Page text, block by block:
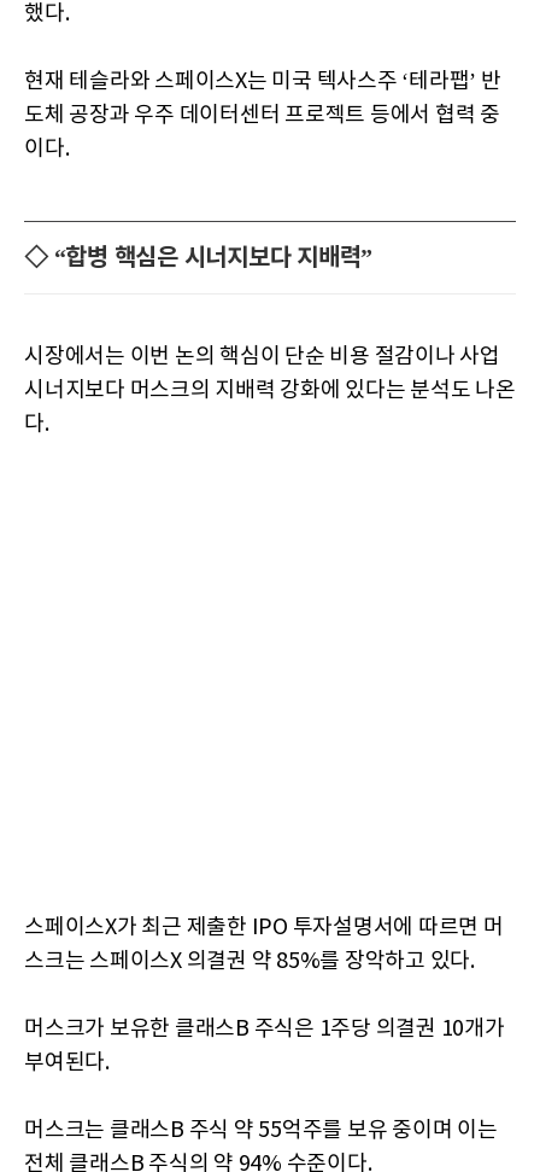
했다.
현재 테슬라와 스페이스X는 미국 텍사스주 ‘테라팹’ 반
도체 공장과 우주 데이터센터 프로젝트 등에서 협력 중
이다.
◇ “합병 핵심은 시너지보다 지배력”
시장에서는 이번 논의 핵심이 단순 비용 절감이나 사업
시너지보다 머스크의 지배력 강화에 있다는 분석도 나온
다.
스페이스X가 최근 제출한 IPO 투자설명서에 따르면 머
스크는 스페이스X 의결권 약 85%를 장악하고 있다.
머스크가 보유한 클래스B 주식은 1주당 의결권 10개가
부여된다.
머스크는 클래스B 주식 약 55억주를 보유 중이며 이는
전체 클래스B 주식의 약 94% 수준이다.